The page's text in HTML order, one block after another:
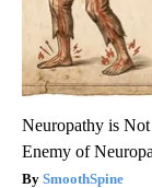
Neuropathy is
Enemy of
SmoothSpine